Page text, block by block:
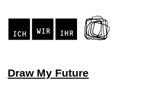
Draw My Future